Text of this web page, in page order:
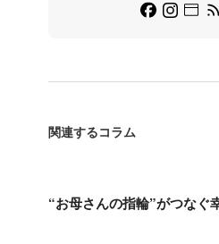
関連するコラム
“お母さんの指輪”がつなぐ